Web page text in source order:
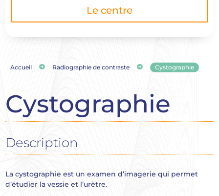
Le centre
Accueil  Radiographie de contraste  Cystographie
Cystographie
Description
La cystographie est un examen d’imagerie qui permet
d’étudier la vessie et l’urètre.